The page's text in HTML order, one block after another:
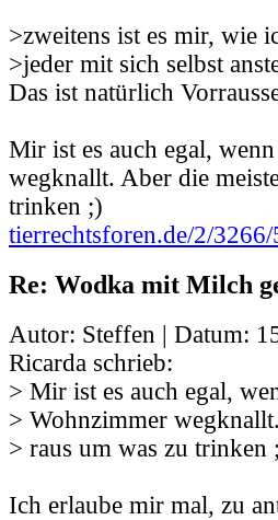
>zweitens ist es mir, wie
>jeder mit sich selbst
Das ist natürlich
Mir ist es auch egal,
wegknallt. Aber die
trinken ;)
tierrechtsforen.de/2/
Re: Wodka mit Milch
Autor: Steffen | Datum:
Ricarda schrieb:
> Mir ist es auch egal,
> Wohnzimmer
> raus um was zu trinken
Ich erlaube mir mal, zu